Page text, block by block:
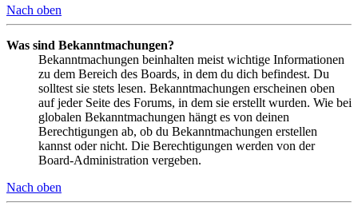
Nach oben
Was sind Bekanntmachungen?
Bekanntmachungen beinhalten meist wichtige Informationen
zu dem Bereich des Boards, in dem du dich befindest. Du
solltest sie stets lesen. Bekanntmachungen erscheinen oben
auf jeder Seite des Forums, in dem sie erstellt wurden. Wie bei
globalen Bekanntmachungen hängt es von deinen
Berechtigungen ab, ob du Bekanntmachungen erstellen
kannst oder nicht. Die Berechtigungen werden von der
Board-Administration vergeben.
Nach oben